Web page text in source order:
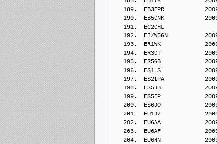
189.  EB3EPR
190.  EB5CNK
191.  EC2CHL
192.  EI/W5GN
193.  ER1WK
194.  ER3CT
195.  ER5GB
196.  ES1LS
197.  ES2IPA
198.  ES5DB
199.  ES5EP
200.  ES6DO
201.  EU1DZ
202.  EU6AA
203.  EU6AF
204.  EU6NN